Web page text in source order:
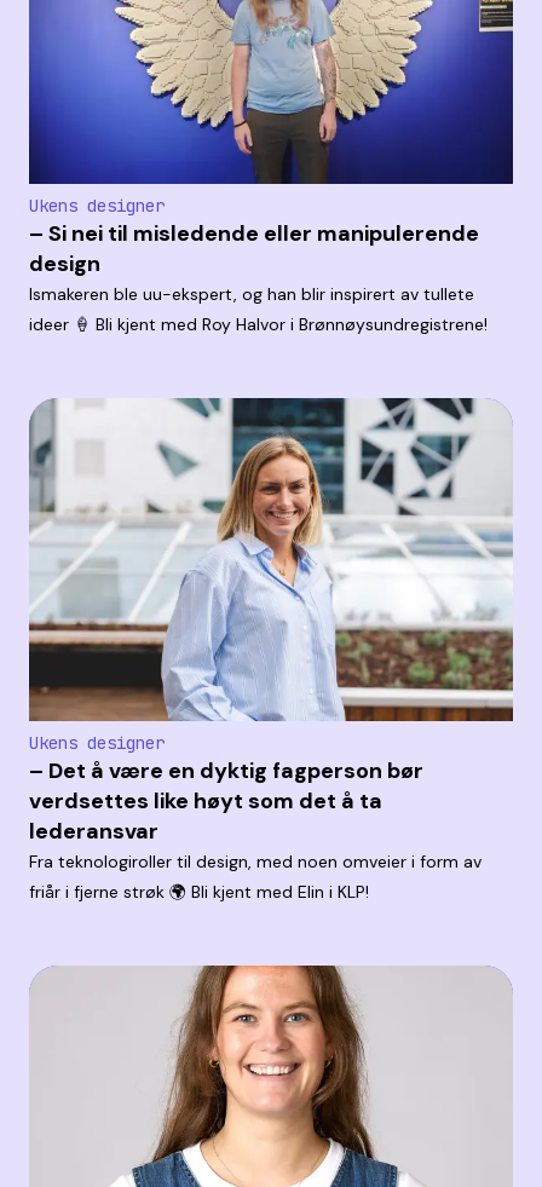
Ukens designer
– Si nei til misledende eller manipulerende
design
Ismakeren ble uu-ekspert, og han blir inspirert av tullete
ideer 🍦 Bli kjent med Roy Halvor i Brønnøysundregistrene!
Ukens designer
– Det å være en dyktig fagperson bør
verdsettes like høyt som det å ta
lederansvar
Fra teknologiroller til design, med noen omveier i form av
friår i fjerne strøk 🌍 Bli kjent med Elin i KLP!